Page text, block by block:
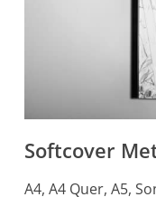
Softcover
A4, A4 Quer, A5,